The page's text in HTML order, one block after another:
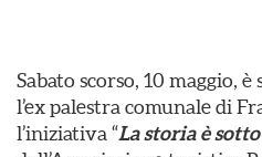
Sabato scorso, 10 maggio,
l’ex palestra comunale di
l’iniziativa “La storia è